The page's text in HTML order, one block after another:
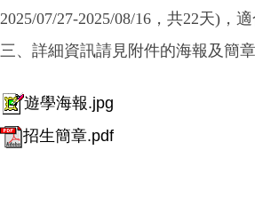
2025/07/27-2025/08/16，共22天)，
三、詳細資訊請見附件的海報及簡章
遊學海報.jpg
招生簡章.pdf